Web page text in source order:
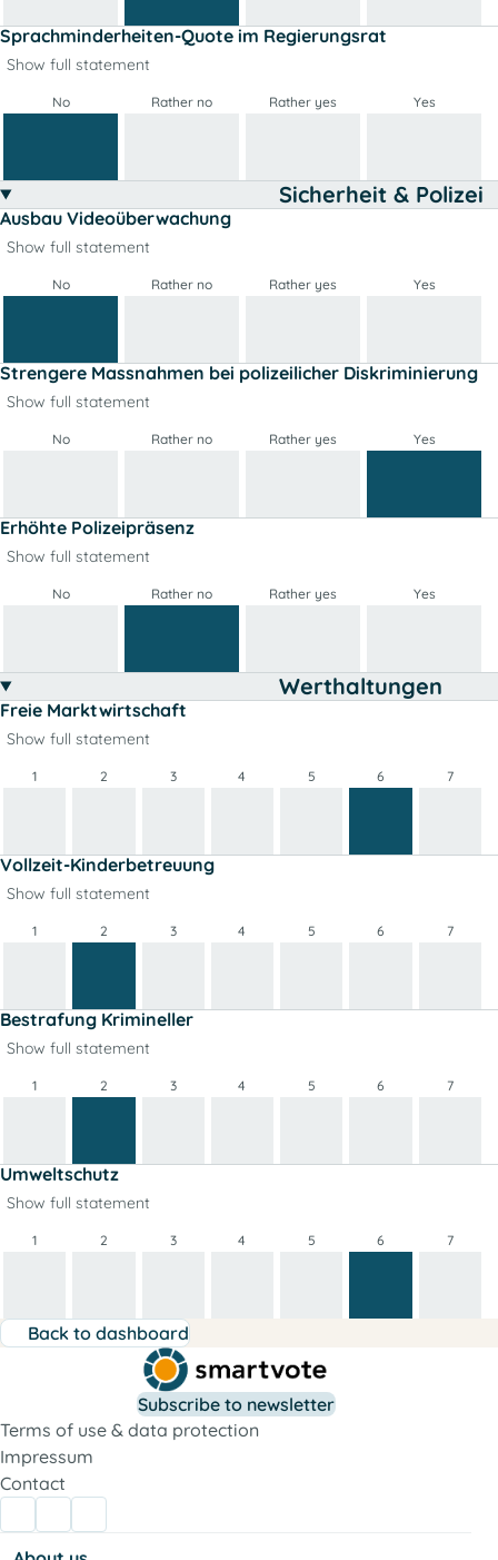
Sprachminderheiten-Quote im Regierungsrat
Show full statement
No Rather no Rather yes Yes
Sicherheit & Polizei
Ausbau Videoüberwachung
Show full statement
No Rather no Rather yes Yes
Strengere Massnahmen bei polizeilicher Diskriminierung
Show full statement
No Rather no Rather yes Yes
Erhöhte Polizeipräsenz
Show full statement
No Rather no Rather yes Yes
Werthaltungen
Freie Marktwirtschaft
Show full statement
1 2 3 4 5 6 7
Vollzeit-Kinderbetreuung
Show full statement
1 2 3 4 5 6 7
Bestrafung Krimineller
Show full statement
1 2 3 4 5 6 7
Umweltschutz
Show full statement
1 2 3 4 5 6 7
Back to dashboard
Subscribe to newsletter
Terms of use & data protection
Impressum
Contact